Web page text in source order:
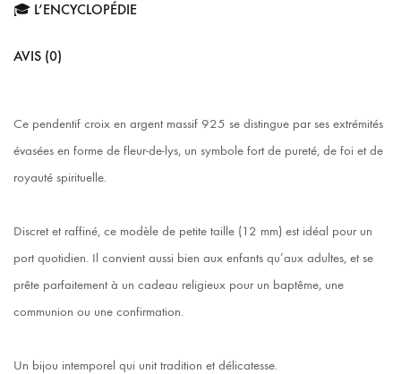
🎓 L’ENCYCLOPÉDIE
AVIS (0)
Ce pendentif croix en argent massif 925 se distingue par ses extrémités
évasées en forme de fleur-de-lys, un symbole fort de pureté, de foi et de
royauté spirituelle.
Discret et raffiné, ce modèle de petite taille (12 mm) est idéal pour un
port quotidien. Il convient aussi bien aux enfants qu’aux adultes, et se
prête parfaitement à un cadeau religieux pour un baptême, une
communion ou une confirmation.
Un bijou intemporel qui unit tradition et délicatesse.